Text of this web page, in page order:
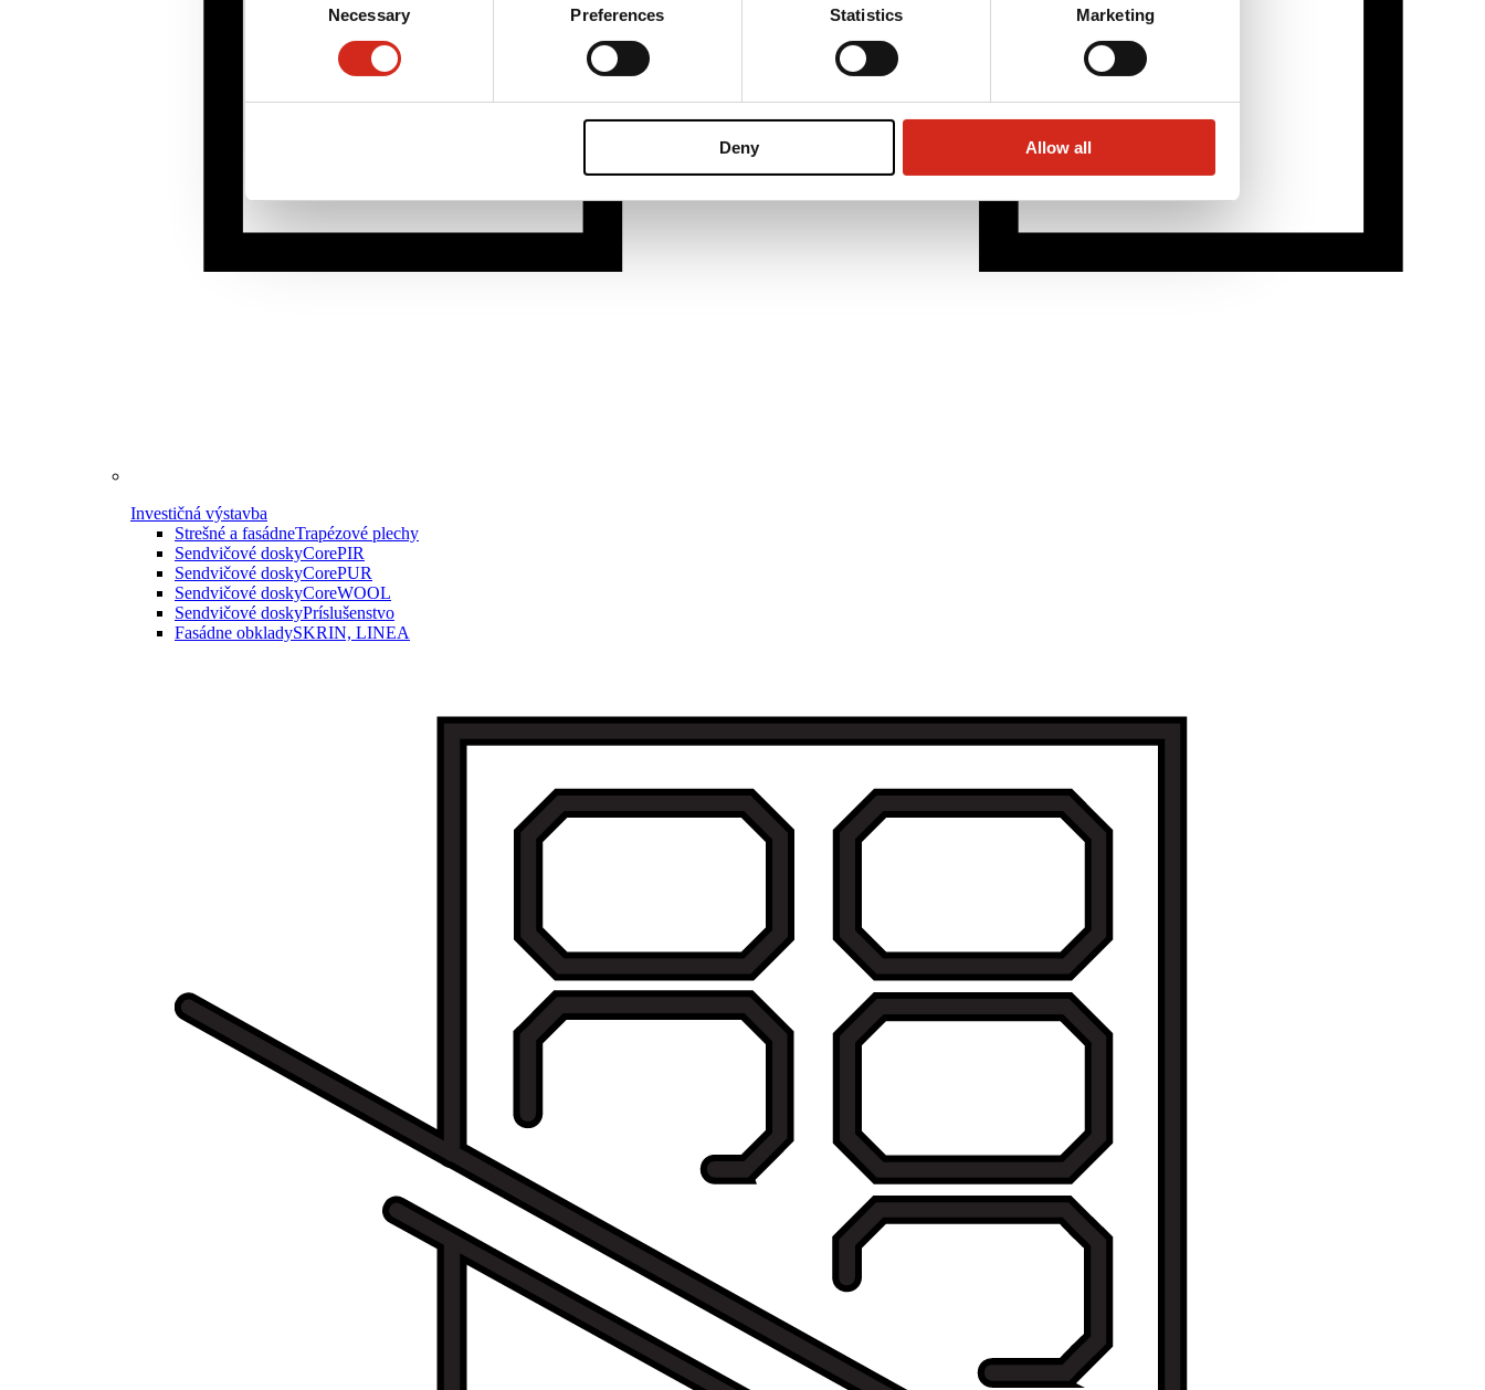
Necessary Preferences Statistics Marketing
Deny Allow all
Investičná výstavba
Strešné a fasádneTrapézové plechy
Sendvičové doskyCorePIR
Sendvičové doskyCorePUR
Sendvičové doskyCoreWOOL
Sendvičové doskyPríslušenstvo
Fasádne obkladySKRIN, LINEA